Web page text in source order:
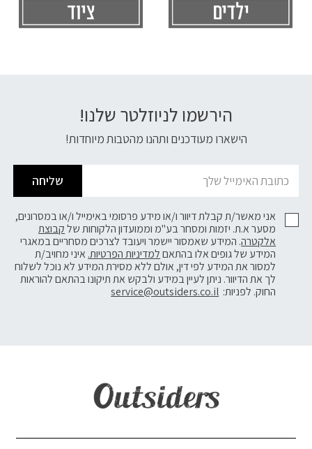
הירשמו לניוזלטר שלנו!
הישארו מעודכנים ותהנו מהטבות מיוחדות!
שליחה
אני מאשר/ת קבלת דיוור ו/או מידע פרסומי באימייל ו/או במסרונים,
מסער א.ת. יזמות ומסחר בע"מ וממועדון הלקוחות שלקבוצת
אלקטרה. המידע שאמסור יישמר ויעובד לצרכים מסחריים במאגרי
המידע של גופים אלו בהתאםלמדיניות הפרטיות. איני מחויב/ת
למסור את המידע לפי דין, אולם ללא מסירת המידע לא נוכל לשלוח
לך את הדיוור. ניתן לעיין במידע ולבקש את תיקונו בהתאם להוראות
החוק. לפניות: service@outsiders.co.il